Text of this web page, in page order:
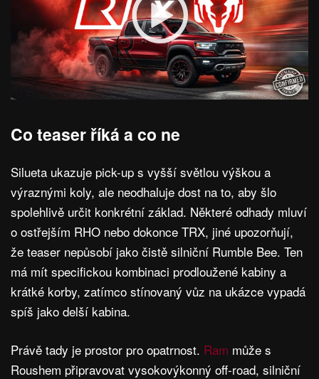
Co teaser říká a co ne
Silueta ukazuje pick-up s vyšší světlou výškou a
výraznými koly, ale neodhaluje dost na to, aby šlo
spolehlivě určit konkrétní základ. Některé odhady mluví
o ostřejším RHO nebo dokonce TRX, jiné upozorňují,
že teaser nepůsobí jako čistě silniční Rumble Bee. Ten
má mít specifickou kombinaci prodloužené kabiny a
krátké korby, zatímco stínovaný vůz na ukázce vypadá
spíš jako delší kabina.
Právě tady je prostor pro opatrnost. Ram může s
Roushem připravovat vysokovýkonný off-road, silniční